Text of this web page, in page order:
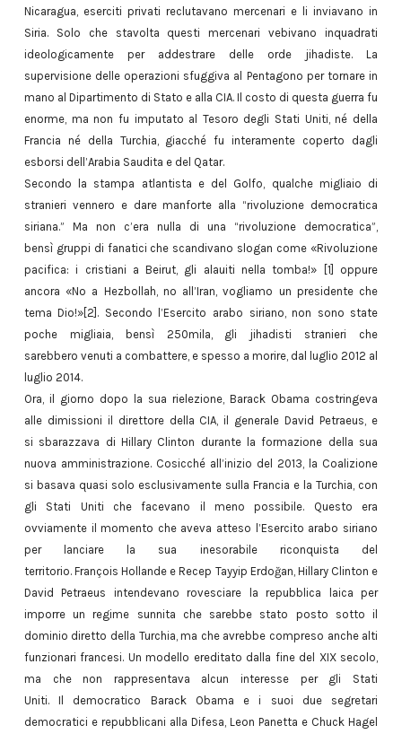
Nicaragua, eserciti privati reclutavano mercenari e li inviavano in
Siria. Solo che stavolta questi mercenari vebivano inquadrati
ideologicamente per addestrare delle orde jihadiste. La
supervisione delle operazioni sfuggiva al Pentagono per tornare in
mano al Dipartimento di Stato e alla CIA. Il costo di questa guerra fu
enorme, ma non fu imputato al Tesoro degli Stati Uniti, né della
Francia né della Turchia, giacché fu interamente coperto dagli
esborsi dell’Arabia Saudita e del Qatar.
Secondo la stampa atlantista e del Golfo, qualche migliaio di
stranieri vennero e dare manforte alla “rivoluzione democratica
siriana.” Ma non c’era nulla di una “rivoluzione democratica”,
bensì gruppi di fanatici che scandivano slogan come «Rivoluzione
pacifica: i cristiani a Beirut, gli alauiti nella tomba!» [1] oppure
ancora «No a Hezbollah, no all’Iran, vogliamo un presidente che
tema Dio!»[2]. Secondo l’Esercito arabo siriano, non sono state
poche migliaia, bensì 250mila, gli jihadisti stranieri che
sarebbero venuti a combattere, e spesso a morire, dal luglio 2012 al
luglio 2014.
Ora, il giorno dopo la sua rielezione, Barack Obama costringeva
alle dimissioni il direttore della CIA, il generale David Petraeus, e
si sbarazzava di Hillary Clinton durante la formazione della sua
nuova amministrazione. Cosicché all’inizio del 2013, la Coalizione
si basava quasi solo esclusivamente sulla Francia e la Turchia, con
gli Stati Uniti che facevano il meno possibile. Questo era
ovviamente il momento che aveva atteso l’Esercito arabo siriano
per lanciare la sua inesorabile riconquista del
territorio. François Hollande e Recep Tayyip Erdoğan, Hillary Clinton e
David Petraeus intendevano rovesciare la repubblica laica per
imporre un regime sunnita che sarebbe stato posto sotto il
dominio diretto della Turchia, ma che avrebbe compreso anche alti
funzionari francesi. Un modello ereditato dalla fine del XIX secolo,
ma che non rappresentava alcun interesse per gli Stati
Uniti. Il democratico Barack Obama e i suoi due segretari
democratici e repubblicani alla Difesa, Leon Panetta e Chuck Hagel